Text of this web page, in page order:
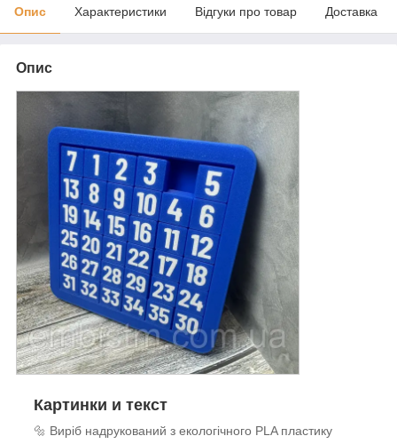
Опис Характеристики Відгуки про товар Доставка
Опис
Картинки и текст
🔩 Виріб надрукований з екологічного PLA пластику